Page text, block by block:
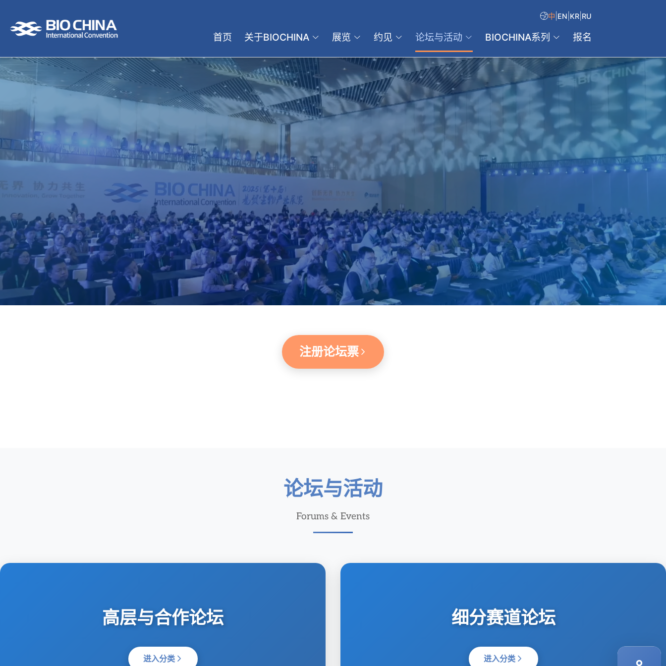
中 EN KR RU
首页 关于BIOCHINA 展览 约见 论坛与活动 BIOCHINA系列 报名
注册论坛票
论坛与活动
Forums & Events
高层与合作论坛
进入分类
细分赛道论坛
进入分类